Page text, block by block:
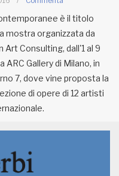
è il titolo
mostra organizzata da
Art Consulting, dall'1 al 9
ARC Gallery di Milano, in
7, dove vine proposta la
di opere di 12 artisti